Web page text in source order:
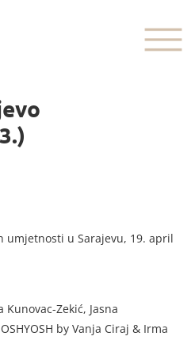
umjetnosti u Sarajevu, 19. april
Zekić, Jasna
by Vanja Ciraj & Irma